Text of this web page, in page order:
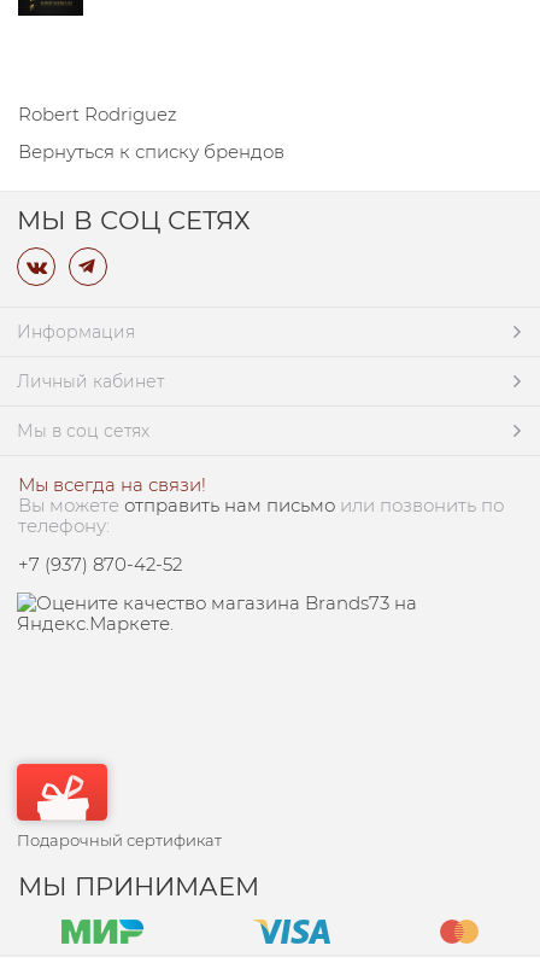
Robert Rodriguez
Вернуться к списку брендов
МЫ В СОЦ СЕТЯХ
Информация
Личный кабинет
Мы в соц сетях
Мы всегда на связи!
Вы можете отправить нам письмо или позвонить по
телефону:
+7 (937) 870-42-52
Подарочный сертификат
МЫ ПРИНИМАЕМ